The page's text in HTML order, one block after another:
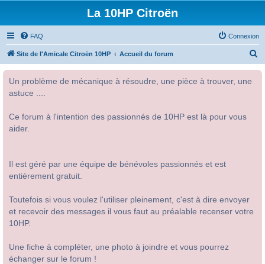
La 10HP Citroën
FAQ Connexion
Site de l'Amicale Citroën 10HP Accueil du forum
Un problème de mécanique à résoudre, une pièce à trouver, une
astuce ....
Ce forum à l'intention des passionnés de 10HP est là pour vous
aider.
Il est géré par une équipe de bénévoles passionnés et est
entièrement gratuit.
Toutefois si vous voulez l'utiliser pleinement, c'est à dire envoyer
et recevoir des messages il vous faut au préalable recenser votre
10HP.
Une fiche à compléter, une photo à joindre et vous pourrez
échanger sur le forum !